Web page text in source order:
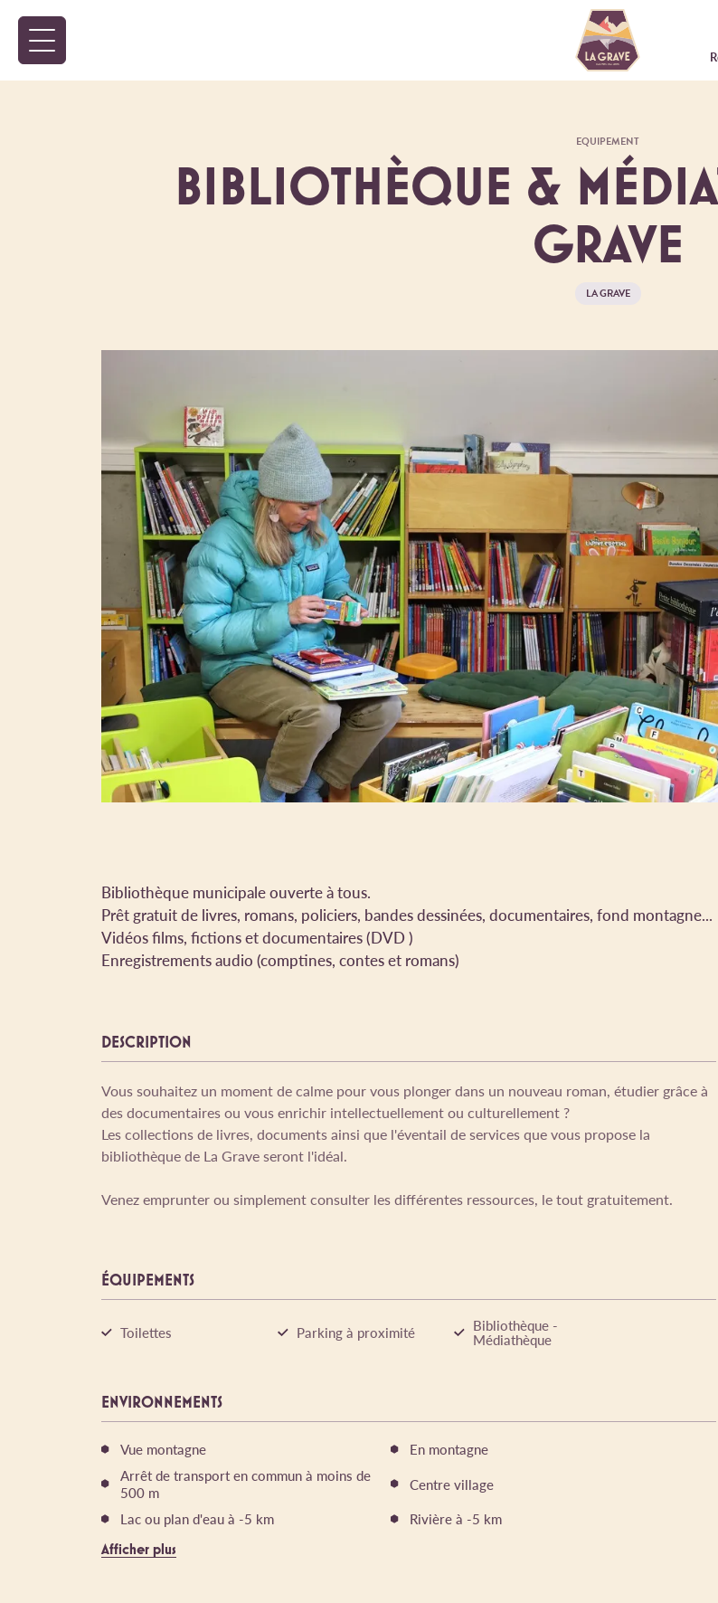
EQUIPEMENT
BIBLIOTHÈQUE &
GRAVE
LA GRAVE
Bibliothèque municipale ouverte à tous.
Prêt gratuit de livres, romans, policiers, bandes dessinées, documentaires, fond montagne...
Vidéos films, fictions et documentaires (DVD )
Enregistrements audio (comptines, contes et romans)
DESCRIPTION
Vous souhaitez un moment de calme pour vous plonger dans un nouveau roman, étudier grâce à
des documentaires ou vous enrichir intellectuellement ou culturellement ?
Les collections de livres, documents ainsi que l'éventail de services que vous propose la
bibliothèque de La Grave seront l'idéal.
Venez emprunter ou simplement consulter les différentes ressources, le tout gratuitement.
ÉQUIPEMENTS
Toilettes Parking à proximité Bibliothèque -
Médiathèque
ENVIRONNEMENTS
Vue montagne
En montagne
Arrêt de transport en commun à moins de
500 m
Centre village
Lac ou plan d'eau à -5 km
Rivière à -5 km
Afficher plus